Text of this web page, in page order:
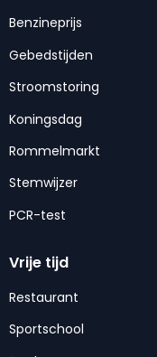
Benzineprijs
Gebedstijden
Stroomstoring
Koningsdag
Rommelmarkt
Stemwijzer
PCR-test
Vrije tijd
Restaurant
Sportschool